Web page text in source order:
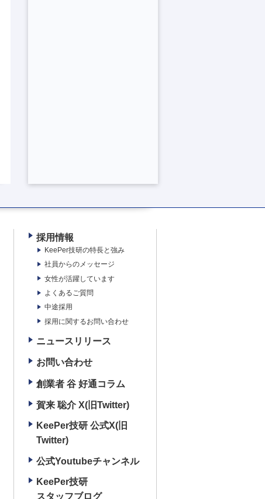
採用情報
KeePer技研の特長と強み
社員からのメッセージ
女性が活躍しています
よくあるご質問
中途採用
採用に関するお問い合わせ
ニュースリリース
お問い合わせ
創業者 谷 好通コラム
賀来 聡介 X(旧Twitter)
KeePer技研 公式X(旧
Twitter)
公式Youtubeチャンネル
KeePer技研
スタッフブログ